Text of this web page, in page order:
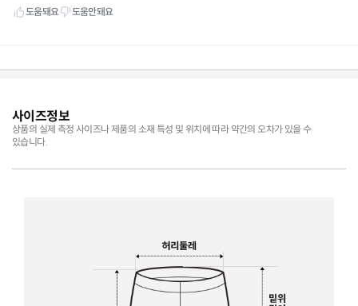
사이즈정보
상품의 실제 측정 사이즈나 제품의 소재 특성 및 위치에 따라 약간의 오차가 있을 수
있습니다.